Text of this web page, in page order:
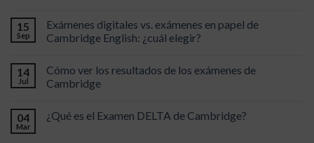
15
Sep
Exámenes digitales vs. exámenes en papel de
Cambridge English: ¿cuál elegir?
14
Jul
Cómo ver los resultados de los exámenes de
Cambridge
04
Mar
¿Qué es el Examen DELTA de Cambridge?